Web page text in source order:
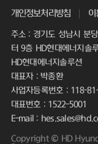
개인정보처리방침 이
주소 : 경기도 성남시 분
터 9층 HD현대에너지솔
HD현대에너지솔루션
대표자 : 박종환
사업자등록번호 : 118-
대표번호 : 1522-5001
E-mail :
Copyright © HD